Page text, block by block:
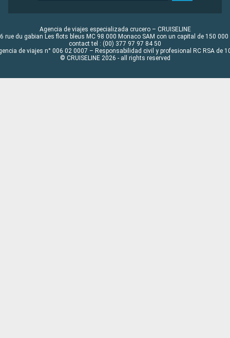
Agencia de viajes especializada crucero – CRUISELINE
rue du gabian Les flots bleus MC 98 000 Monaco SAM con un capital de 150 000
contact tel : (00) 377 97 97 84 50
de viajes n° 006 02 0007 – Responsabilidad civil y profesional RC RSA de
© CRUISELINE 2026 - all rights reserved